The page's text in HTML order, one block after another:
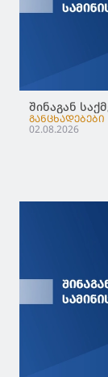
შინაგან
ᲒᲐᲜᲪᲮᲐᲓᲔᲑᲔᲑᲘ
02.08.2026